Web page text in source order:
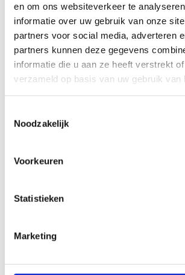
en om ons websiteverkeer te
informatie over uw gebruik van onze
partners voor social media, adverteren
partners kunnen deze gegevens
informatie die u aan ze heeft verstrekt
verzameld op basis van uw gebruik van
Noodzakelijk
Voorkeuren
Statistieken
Marketing
Ja (koffie, water, thee)